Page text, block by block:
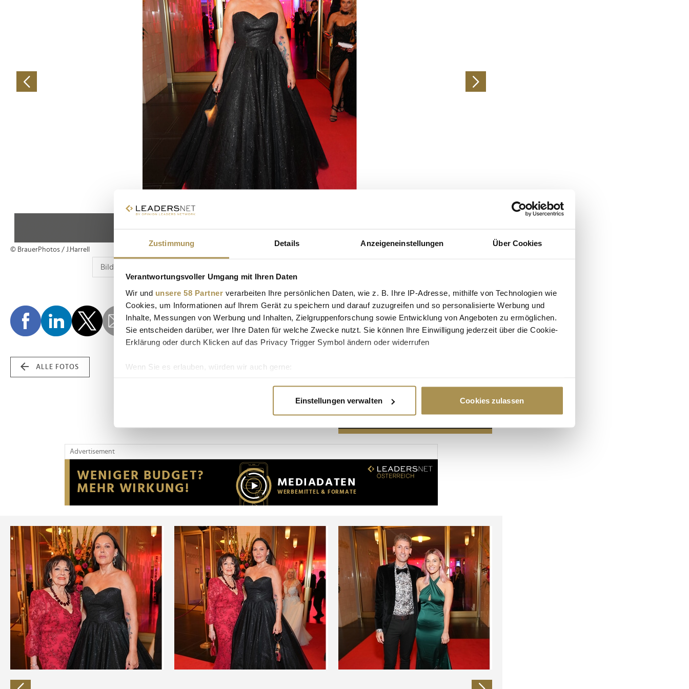
Zustimmung Details Anzeigeneinstellungen Über Cookies
Verantwortungsvoller Umgang mit Ihren Daten
Wir und unsere 58 Partner verarbeiten Ihre persönlichen Daten, wie z. B. Ihre IP-Adresse, mithilfe von Technologien wie
Cookies, um Informationen auf Ihrem Gerät zu speichern und darauf zuzugreifen und so personalisierte Werbung und
Inhalte, Messungen von Werbung und Inhalten, Zielgruppenforschung sowie Entwicklung von Angeboten zu ermöglichen.
Sie entscheiden darüber, wer Ihre Daten für welche Zwecke nutzt. Sie können Ihre Einwilligung jederzeit über die Cookie-
Erklärung oder durch Klicken auf das Privacy Trigger Symbol ändern oder widerrufen
Wenn Sie es erlauben, würden wir auch gerne:
Erfahren Sie mehr darüber, wie Ihre persönlichen Daten verarbeitet werden, und legen Sie Ihre Präferenzen im
Wir verwenden Cookies, um Inhalte und Anzeigen zu personalisieren, Funktionen für soziale Medien anbieten zu können
Website an unsere Partner für soziale Medien, Werbung und Analysen weiter. Unsere Partner führen diese Informationen
möglicherweise mit weiteren Daten zusammen, die Sie ihnen bereitgestellt haben oder die sie im Rahmen Ihrer Nutzung
der Dienste gesammelt haben.
Einstellungen verwalten Cookies zulassen
© BrauerPhotos / J.Harrell
ALLE FOTOS
Advertisement
Advertisement